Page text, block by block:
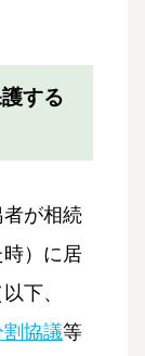
する
が相続
）に居
下、
協議等